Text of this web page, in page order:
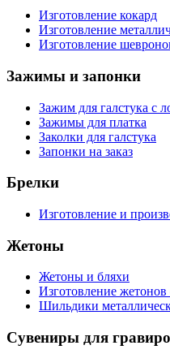
Изготовление кокард
Изготовление
Изготовление
Зажимы и запонки
Зажим для галстука с
Зажимы для платка
Заколки для галстука
Запонки на заказ
Брелки
Изготовление и
Жетоны
Жетоны и бляхи
Изготовление жетонов
Шильдики
Сувениры для